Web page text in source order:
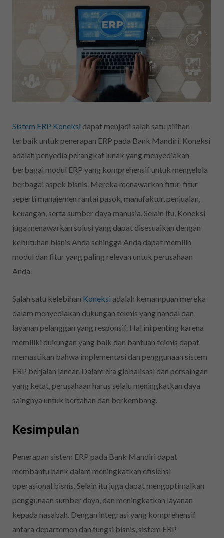
Sistem ERP Koneksi dapat menjadi salah satu pilihan
terbaik untuk penerapan ERP pada Bank Mandiri. Koneksi
adalah penyedia perangkat lunak yang menyediakan
berbagai modul ERP yang komprehensif untuk mengelola
berbagai aspek bisnis. Mereka menawarkan fitur-fitur
seperti manajemen rantai pasok, manufaktur, penjualan,
keuangan, serta sumber daya manusia. Selain itu, Koneksi
juga menawarkan solusi yang dapat disesuaikan dengan
kebutuhan bisnis Anda sehingga Anda dapat memilih
modul dan fitur yang paling relevan untuk perusahaan
Anda.
Salah satu kelebihan Koneksi adalah kemampuan mereka
dalam menyediakan dukungan teknis yang handal dan
layanan pelanggan yang responsif. Hal ini penting karena
memiliki dukungan yang baik dan bantuan teknis dapat
memastikan bahwa implementasi dan penggunaan sistem
ERP berjalan lancar. Dalam era globalisasi dan persaingan
yang ketat, perusahaan harus selalu meningkatkan daya
saingnya untuk bertahan dan berkembang.
Kesimpulan
Penerapan sistem ERP pada Bank Mandiri dapat
membantu bank dalam meningkatkan efisiensi
operasional bisnis. Selain itu juga dapat mengoptimalkan
penggunaan sumber daya, dan meningkatkan layanan
kepada nasabah. Dengan integrasi yang komprehensif
antara departemen dan fungsi bisnis, sistem ERP